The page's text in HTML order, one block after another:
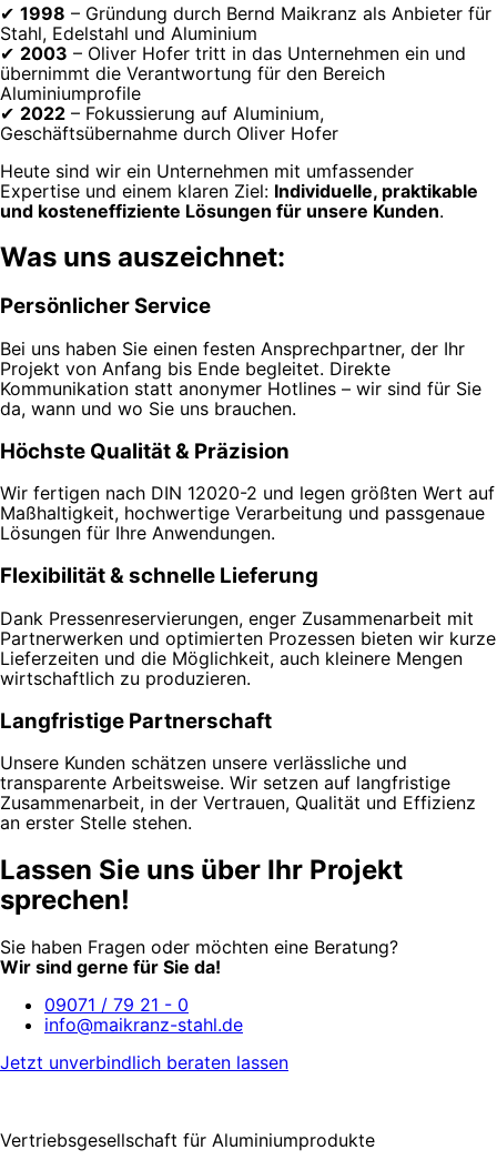
✔ 1998 – Gründung durch Bernd Maikranz als Anbieter für
Stahl, Edelstahl und Aluminium
✔ 2003 – Oliver Hofer tritt in das Unternehmen ein und
übernimmt die Verantwortung für den Bereich
Aluminiumprofile
✔ 2022 – Fokussierung auf Aluminium,
Geschäftsübernahme durch Oliver Hofer
Heute sind wir ein Unternehmen mit umfassender
Expertise und einem klaren Ziel: Individuelle, praktikable
und kosteneffiziente Lösungen für unsere Kunden.
Was uns auszeichnet:
Persönlicher Service
Bei uns haben Sie einen festen Ansprechpartner, der Ihr
Projekt von Anfang bis Ende begleitet. Direkte
Kommunikation statt anonymer Hotlines – wir sind für Sie
da, wann und wo Sie uns brauchen.
Höchste Qualität & Präzision
Wir fertigen nach DIN 12020-2 und legen größten Wert auf
Maßhaltigkeit, hochwertige Verarbeitung und passgenaue
Lösungen für Ihre Anwendungen.
Flexibilität & schnelle Lieferung
Dank Pressenreservierungen, enger Zusammenarbeit mit
Partnerwerken und optimierten Prozessen bieten wir kurze
Lieferzeiten und die Möglichkeit, auch kleinere Mengen
wirtschaftlich zu produzieren.
Langfristige Partnerschaft
Unsere Kunden schätzen unsere verlässliche und
transparente Arbeitsweise. Wir setzen auf langfristige
Zusammenarbeit, in der Vertrauen, Qualität und Effizienz
an erster Stelle stehen.
Lassen Sie uns über Ihr Projekt
sprechen!
Sie haben Fragen oder möchten eine Beratung?
Wir sind gerne für Sie da!
09071 / 79 21 - 0
info@maikranz-stahl.de
Jetzt unverbindlich beraten lassen
Vertriebsgesellschaft für Aluminiumprodukte